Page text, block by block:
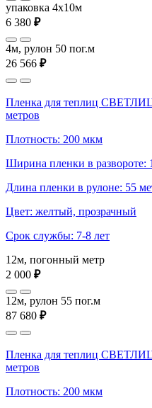
упаковка 4x10м
6 380 ₽
4м, рулон 50 пог.м
26 566 ₽
Пленка для теплиц
метров
Плотность: 200 мкм
Ширина пленки в развороте:
Длина пленки в рулоне: 55
Цвет: желтый, прозрачный
Срок службы: 7-8 лет
12м, погонный метр
2 000 ₽
12м, рулон 55 пог.м
87 680 ₽
Пленка для теплиц
метров
Плотность: 200 мкм